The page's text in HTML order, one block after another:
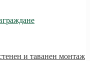
и таванен монтаж